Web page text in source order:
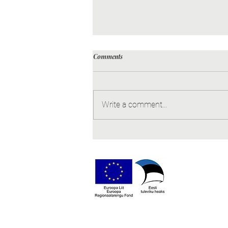
Comments
Write a comment...